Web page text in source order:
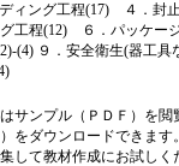
ディング工程(17) ４．封
工程(12) ６．パッケー
９．安全衛生(器工具
サンプル（ＰＤＦ）を閲
をダウンロードできます。
して教材作成にお試しく